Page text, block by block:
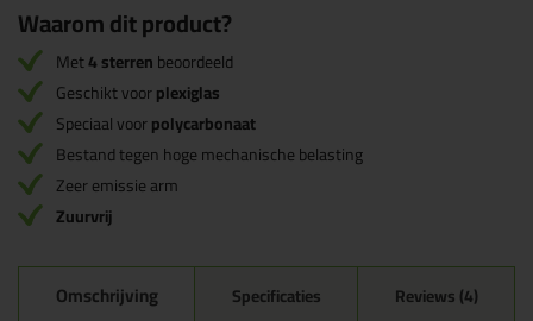
Waarom dit product?
Met4 sterrenbeoordeeld
Geschikt voorplexiglas
Speciaal voorpolycarbonaat
Bestand tegen hoge mechanische belasting
Zeer emissie arm
Zuurvrij
Omschrijving Specificaties Reviews (4)